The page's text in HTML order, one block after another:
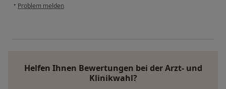
• Problem melden
Helfen Ihnen Bewertungen bei der Arzt- und
Klinikwahl?